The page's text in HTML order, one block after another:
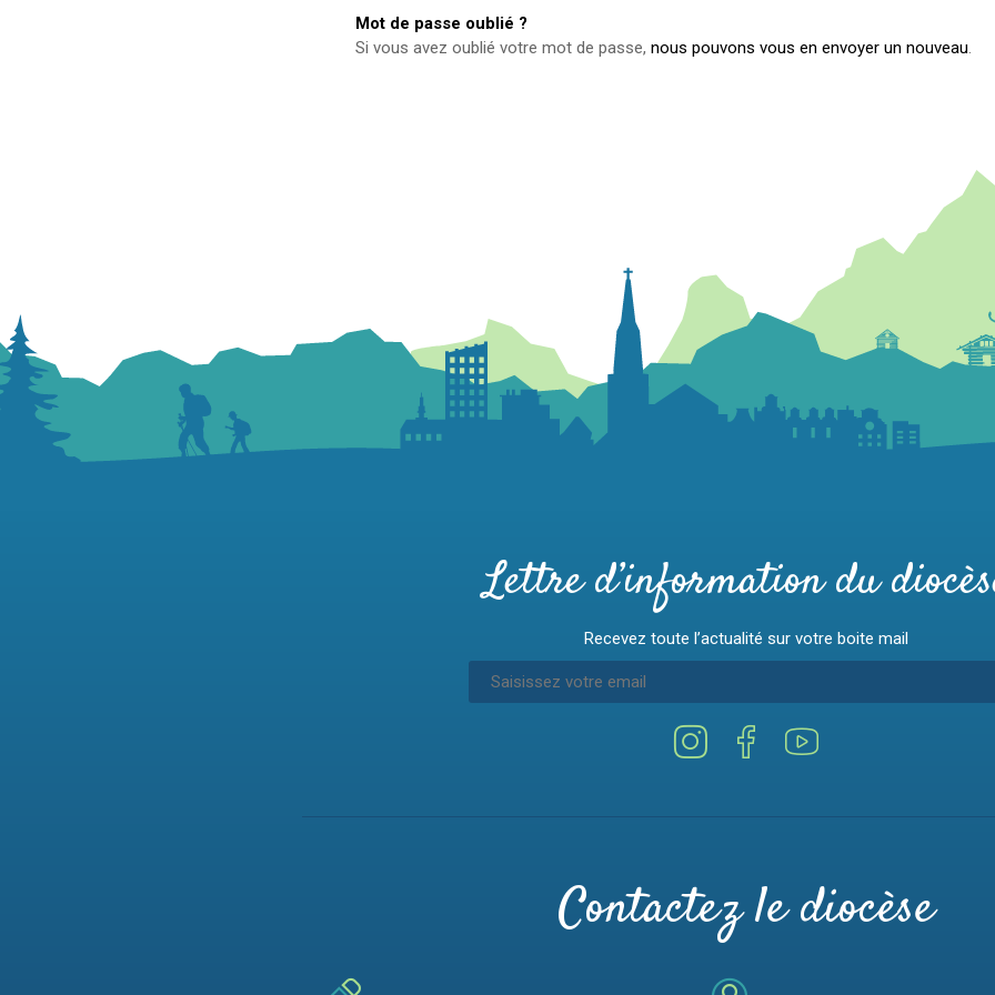
Mot de passe oublié ?
Si vous avez oublié votre mot de passe, nous pouvons vous en envoyer un nouveau.
Lettre d’information du
Recevez toute l’actualité sur votre boite mail
Contactez le diocèse